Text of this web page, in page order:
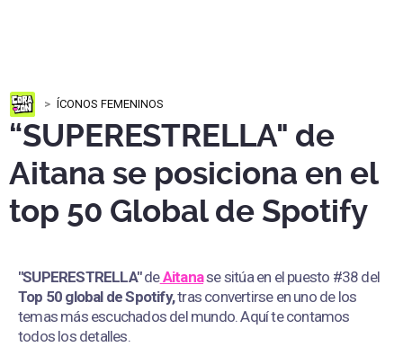
ÍCONOS FEMENINOS
“SUPERESTRELLA" de
Aitana se posiciona en el
top 50 Global de Spotify
"SUPERESTRELLA"deAitanase sitúa en el puesto #38 del
Top 50 global de Spotify,tras convertirse en uno de los
temas más escuchados del mundo. Aquí te contamos
todos los detalles.